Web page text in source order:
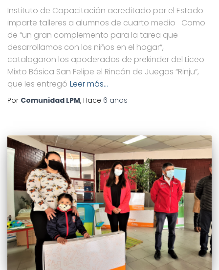
Instituto de Capacitación acreditado por el Estado
imparte talleres a alumnos de cuarto medio Como
de “un gran complemento para la tarea que
desarrollamos con los niños en el hogar”,
catalogaron los apoderados de prekinder del Liceo
Mixto Básica San Felipe el Rincón de Juegos “Rinju”,
que les entregó Leer más…
Por Comunidad LPM, Hace 6 años